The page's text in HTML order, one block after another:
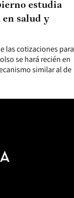
las cotizaciones para
se hará recién en
similar al de
estudia
salud y